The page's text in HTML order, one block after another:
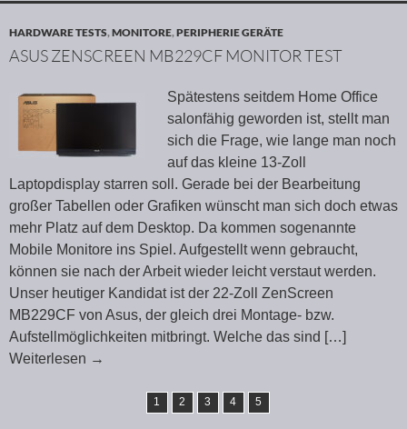
HARDWARE TESTS,MONITORE,PERIPHERIE GERÄTE
ASUS ZENSCREEN MB229CF MONITOR TEST
Spätestens seitdem Home Office
salonfähig geworden ist, stellt man
sich die Frage, wie lange man noch
auf das kleine 13-Zoll
Laptopdisplay starren soll. Gerade bei der Bearbeitung
großer Tabellen oder Grafiken wünscht man sich doch etwas
mehr Platz auf dem Desktop. Da kommen sogenannte
Mobile Monitore ins Spiel. Aufgestellt wenn gebraucht,
können sie nach der Arbeit wieder leicht verstaut werden.
Unser heutiger Kandidat ist der 22-Zoll ZenScreen
MB229CF von Asus, der gleich drei Montage- bzw.
Aufstellmöglichkeiten mitbringt. Welche das sind […]
Weiterlesen →
1 2 3 4 5